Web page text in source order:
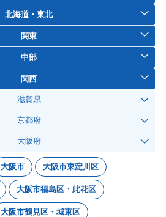
北海道・東北
関東
中部
関西
滋賀県
京都府
大阪府
大阪市 大阪市東淀川区
大阪市福島区・此花区
大阪市鶴見区・城東区